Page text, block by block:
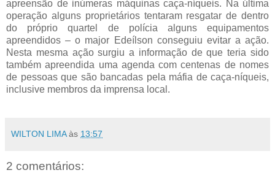
apreensão de inúmeras máquinas caça-níqueis. Na última
operação alguns proprietários tentaram resgatar de dentro
do próprio quartel de polícia alguns equipamentos
apreendidos – o major Edeílson conseguiu evitar a ação.
Nesta mesma ação surgiu a informação de que teria sido
também apreendida uma agenda com centenas de nomes
de pessoas que são bancadas pela máfia de caça-níqueis,
inclusive membros da imprensa local.
WILTON LIMA às 13:57
2 comentários: